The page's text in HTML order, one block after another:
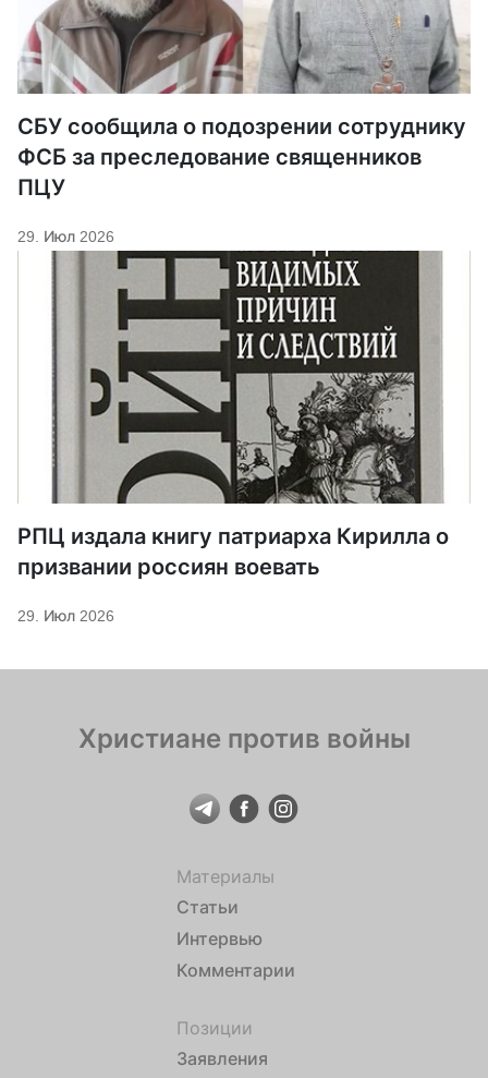
СБУ сообщила о подозрении сотруднику
ФСБ за преследование священников
ПЦУ
29. Июл 2026
РПЦ издала книгу патриарха Кирилла о
призвании россиян воевать
29. Июл 2026
Христиане против войны
Материалы
Статьи
Интервью
Комментарии
Позиции
Заявления